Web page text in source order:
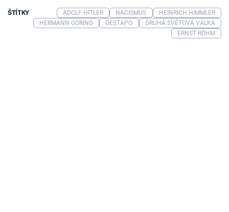
ŠTÍTKY ADOLF HITLER NACISMUS
HEINRICH HIMMLER
HERMANN GÖRING
GESTAPO
DRUHÁ SVĚTOVÁ VÁLKA
ERNST RÖHM